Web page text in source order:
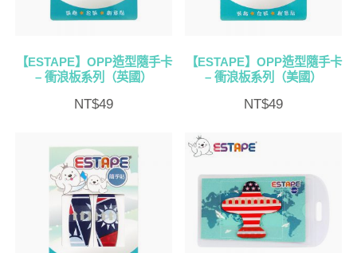
【ESTAPE】OPP造型隨手卡
– 衝浪板系列（英國）
NT$49
【ESTAPE】OPP造型隨手卡
– 衝浪板系列（美國）
NT$49